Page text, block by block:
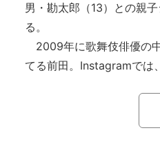
男・勘太郎（13）との親
る。
2009年に歌舞伎俳優の
てる前田。Instagramでは
2024年9月の投稿では、